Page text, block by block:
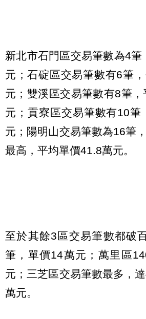
新北市石門區交易筆數為4
元；石碇區交易筆數有6筆
元；雙溪區交易筆數有8筆
元；貢寮區交易筆數有10筆
元；陽明山交易筆數為16筆
最高，平均單價41.8萬元。
至於其餘3區交易筆數都破
筆，單價14萬元；萬里區
元；三芝區交易筆數最多，
萬元。